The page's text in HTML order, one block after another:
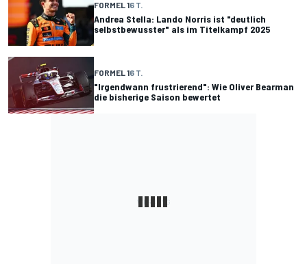
FORMEL 16 T.
Andrea Stella: Lando Norris ist "deutlich
selbstbewusster" als im Titelkampf 2025
FORMEL 16 T.
"Irgendwann frustrierend": Wie Oliver Bearman
die bisherige Saison bewertet